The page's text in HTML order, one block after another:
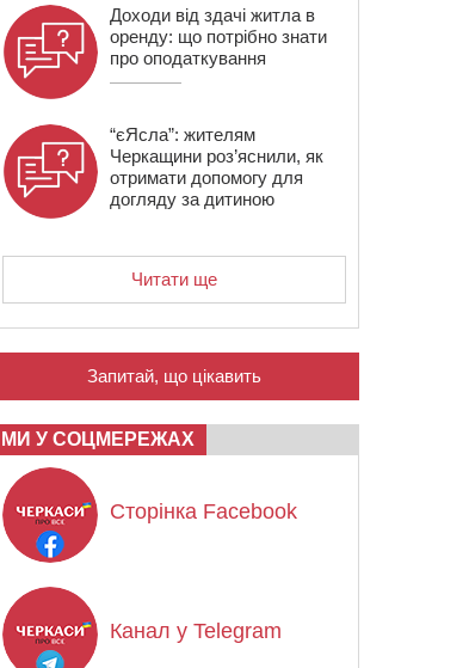
Доходи від здачі житла в
оренду: що потрібно знати
про оподаткування
“єЯсла”: жителям
Черкащини роз’яснили, як
отримати допомогу для
догляду за дитиною
Читати ще
Запитай, що цікавить
МИ У СОЦМЕРЕЖАХ
Сторінка Facebook
Канал у Telegram